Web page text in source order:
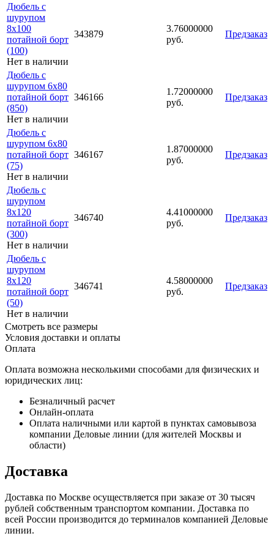
Дюбель с
шурупом
8х100
потайной борт
(100)
Нет в наличии
343879
3.76000000
руб.
Предзаказ
Дюбель с
шурупом 6х80
потайной борт
(850)
Нет в наличии
346166
1.72000000
руб.
Предзаказ
Дюбель с
шурупом 6х80
потайной борт
(75)
Нет в наличии
346167
1.87000000
руб.
Предзаказ
Дюбель с
шурупом
8х120
потайной борт
(300)
Нет в наличии
346740
4.41000000
руб.
Предзаказ
Дюбель с
шурупом
8х120
потайной борт
(50)
Нет в наличии
346741
4.58000000
руб.
Предзаказ
Смотреть все размеры
Условия доставки и оплаты
Оплата
Оплата возможна несколькими способами для физических и
юридических лиц:
Безналичный расчет
Онлайн-оплата
Оплата наличными или картой в пунктах самовывоза
компании Деловые линии (для жителей Москвы и
области)
Доставка
Доставка по Москве осуществляется при заказе от 30 тысяч
рублей собственным транспортом компании. Доставка по
всей России производится до терминалов компанией Деловые
линии.